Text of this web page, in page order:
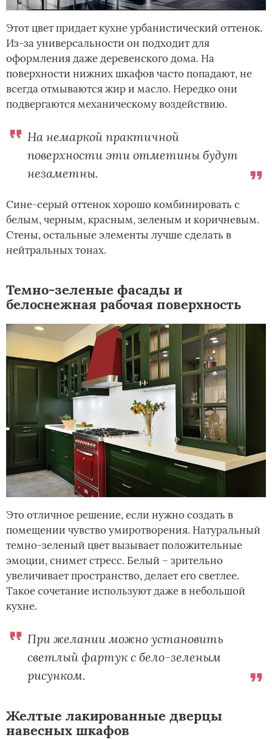
Этот цвет придает кухне урбанистический оттенок.
Из-за универсальности он подходит для
оформления даже деревенского дома. На
поверхности нижних шкафов часто попадают, не
всегда отмываются жир и масло. Нередко они
подвергаются механическому воздействию.
На немаркой практичной
поверхности эти отметины будут
незаметны.
Сине-серый оттенок хорошо комбинировать с
белым, черным, красным, зеленым и коричневым.
Стены, остальные элементы лучше сделать в
нейтральных тонах.
Темно-зеленые фасады и
белоснежная рабочая поверхность
Это отличное решение, если нужно создать в
помещении чувство умиротворения. Натуральный
темно-зеленый цвет вызывает положительные
эмоции, снимет стресс. Белый – зрительно
увеличивает пространство, делает его светлее.
Такое сочетание используют даже в небольшой
кухне.
При желании можно установить
светлый фартук с бело-зеленым
рисунком.
Желтые лакированные дверцы
навесных шкафов